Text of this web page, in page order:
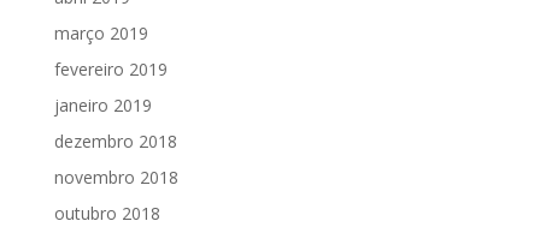
março 2019
fevereiro 2019
janeiro 2019
dezembro 2018
novembro 2018
outubro 2018